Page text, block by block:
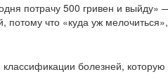
потрачу 500 гривен и
потому что «куда уж
болезней, которую